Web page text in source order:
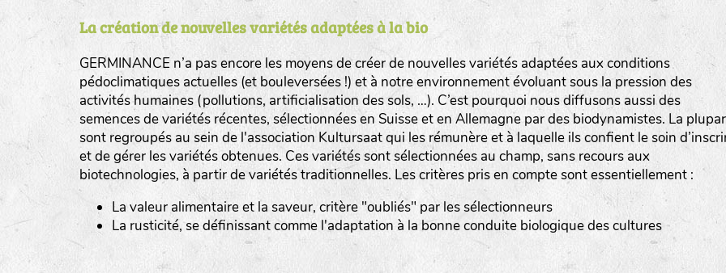
La création de nouvelles variétés adaptées à la bio
GERMINANCE n’a pas encore les moyens de créer de nouvelles variétés adaptées aux conditions
pédoclimatiques actuelles (et bouleversées !) et à notre environnement évoluant sous la pression des
activités humaines (pollutions, artificialisation des sols, …). C’est pourquoi nous diffusons aussi des
semences de variétés récentes, sélectionnées en Suisse et en Allemagne par des biodynamistes. La
sont regroupés au sein de l'association Kultursaat qui les rémunère et à laquelle ils confient le soin
et de gérer les variétés obtenues. Ces variétés sont sélectionnées au champ, sans recours aux
biotechnologies, à partir de variétés traditionnelles. Les critères pris en compte sont essentiellement :
La valeur alimentaire et la saveur, critère "oubliés" par les sélectionneurs
La rusticité, se définissant comme l'adaptation à la bonne conduite biologique des cultures
BINGENHEIMER SAATGUT (BGH)
www.bingenheimersaatgut.de
DE BOLSTER (DBO)
www.bolster.nl
GRAINE DEL PAÏS (GDP)
www.grainesdelpais.com
JARDIN EN’VIE (JEV)
LA BOITE A GRAINES (LBAG)
Légumes feuilles
Légumes racines
Plantes aromatiques